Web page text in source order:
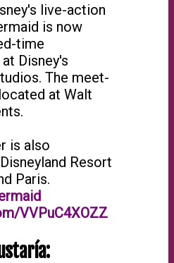
live-action
is now
time
Disney's
The meet-
at Walt
is also
Resort
Paris.
VVPuC4XOZZ